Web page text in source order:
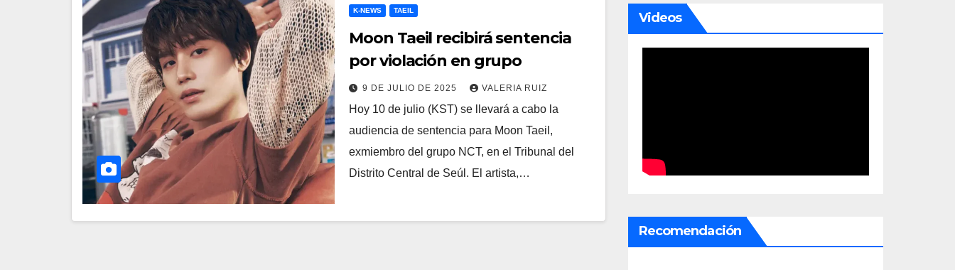
K-NEWS TAEIL
Moon Taeil recibirá sentencia
por violación en grupo
9 DE JULIO DE 2025 VALERIA RUIZ
Hoy 10 de julio (KST) se llevará a cabo la
audiencia de sentencia para Moon Taeil,
exmiembro del grupo NCT, en el Tribunal del
Distrito Central de Seúl. El artista,…
Videos
Recomendación